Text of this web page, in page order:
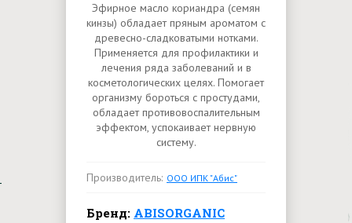
Эфирное масло кориандра (семян
кинзы) обладает пряным ароматом с
древесно-сладковатыми нотками.
Применяется для профилактики и
лечения ряда заболеваний и в
косметологических целях. Помогает
организму бороться с простудами,
обладает противовоспалительным
эффектом, успокаивает нервную
систему.
Производитель: ООО ИПК "Абис"
Бренд: ABISORGANIC